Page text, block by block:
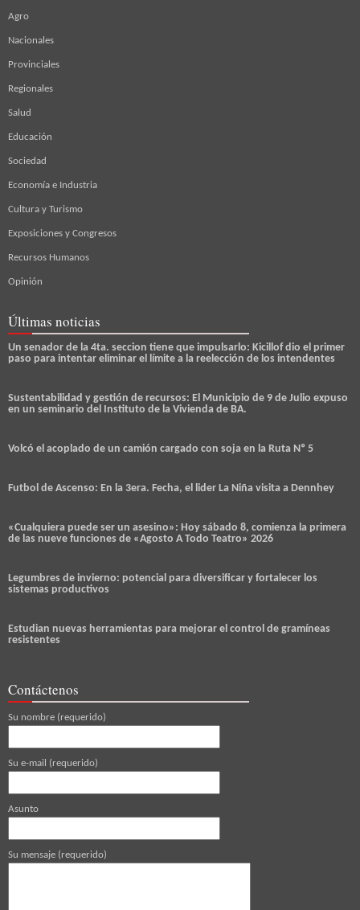
Agro
Nacionales
Provinciales
Regionales
Salud
Educación
Sociedad
Economía e Industria
Cultura y Turismo
Exposiciones y Congresos
Recursos Humanos
Opinión
Últimas noticias
Un senador de la 4ta. seccion tiene que impulsarlo: Kicillof dio el primer
paso para intentar eliminar el límite a la reelección de los intendentes
Sustentabilidad y gestión de recursos: El Municipio de 9 de Julio expuso
en un seminario del Instituto de la Vivienda de BA.
Volcó el acoplado de un camión cargado con soja en la Ruta Nº 5
Futbol de Ascenso: En la 3era. Fecha, el lider La Niña visita a Dennhey
«Cualquiera puede ser un asesino»: Hoy sábado 8, comienza la primera
de las nueve funciones de «Agosto A Todo Teatro» 2026
Legumbres de invierno: potencial para diversificar y fortalecer los
sistemas productivos
Estudian nuevas herramientas para mejorar el control de gramíneas
resistentes
Contáctenos
Su nombre (requerido)
Su e-mail (requerido)
Asunto
Su mensaje (requerido)